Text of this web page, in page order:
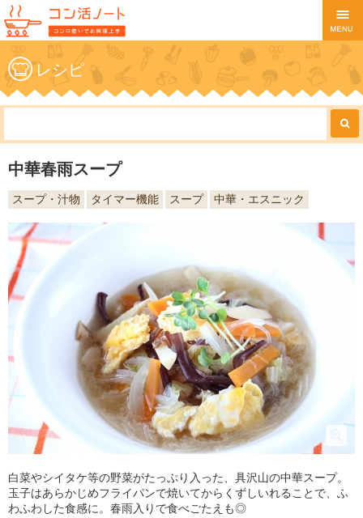
レシピ
中華春雨スープ
スープ・汁物 タイマー機能 スープ 中華・エスニック
白菜やシイタケ等の野菜がたっぷり入った、具沢山の中華スープ。
玉子はあらかじめフライパンで焼いてからくずしいれることで、ふ
わふわした食感に。春雨入りで食べごたえも◎